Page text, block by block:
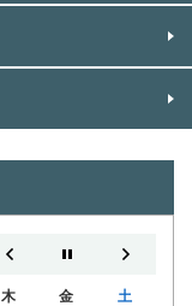
木 金 土